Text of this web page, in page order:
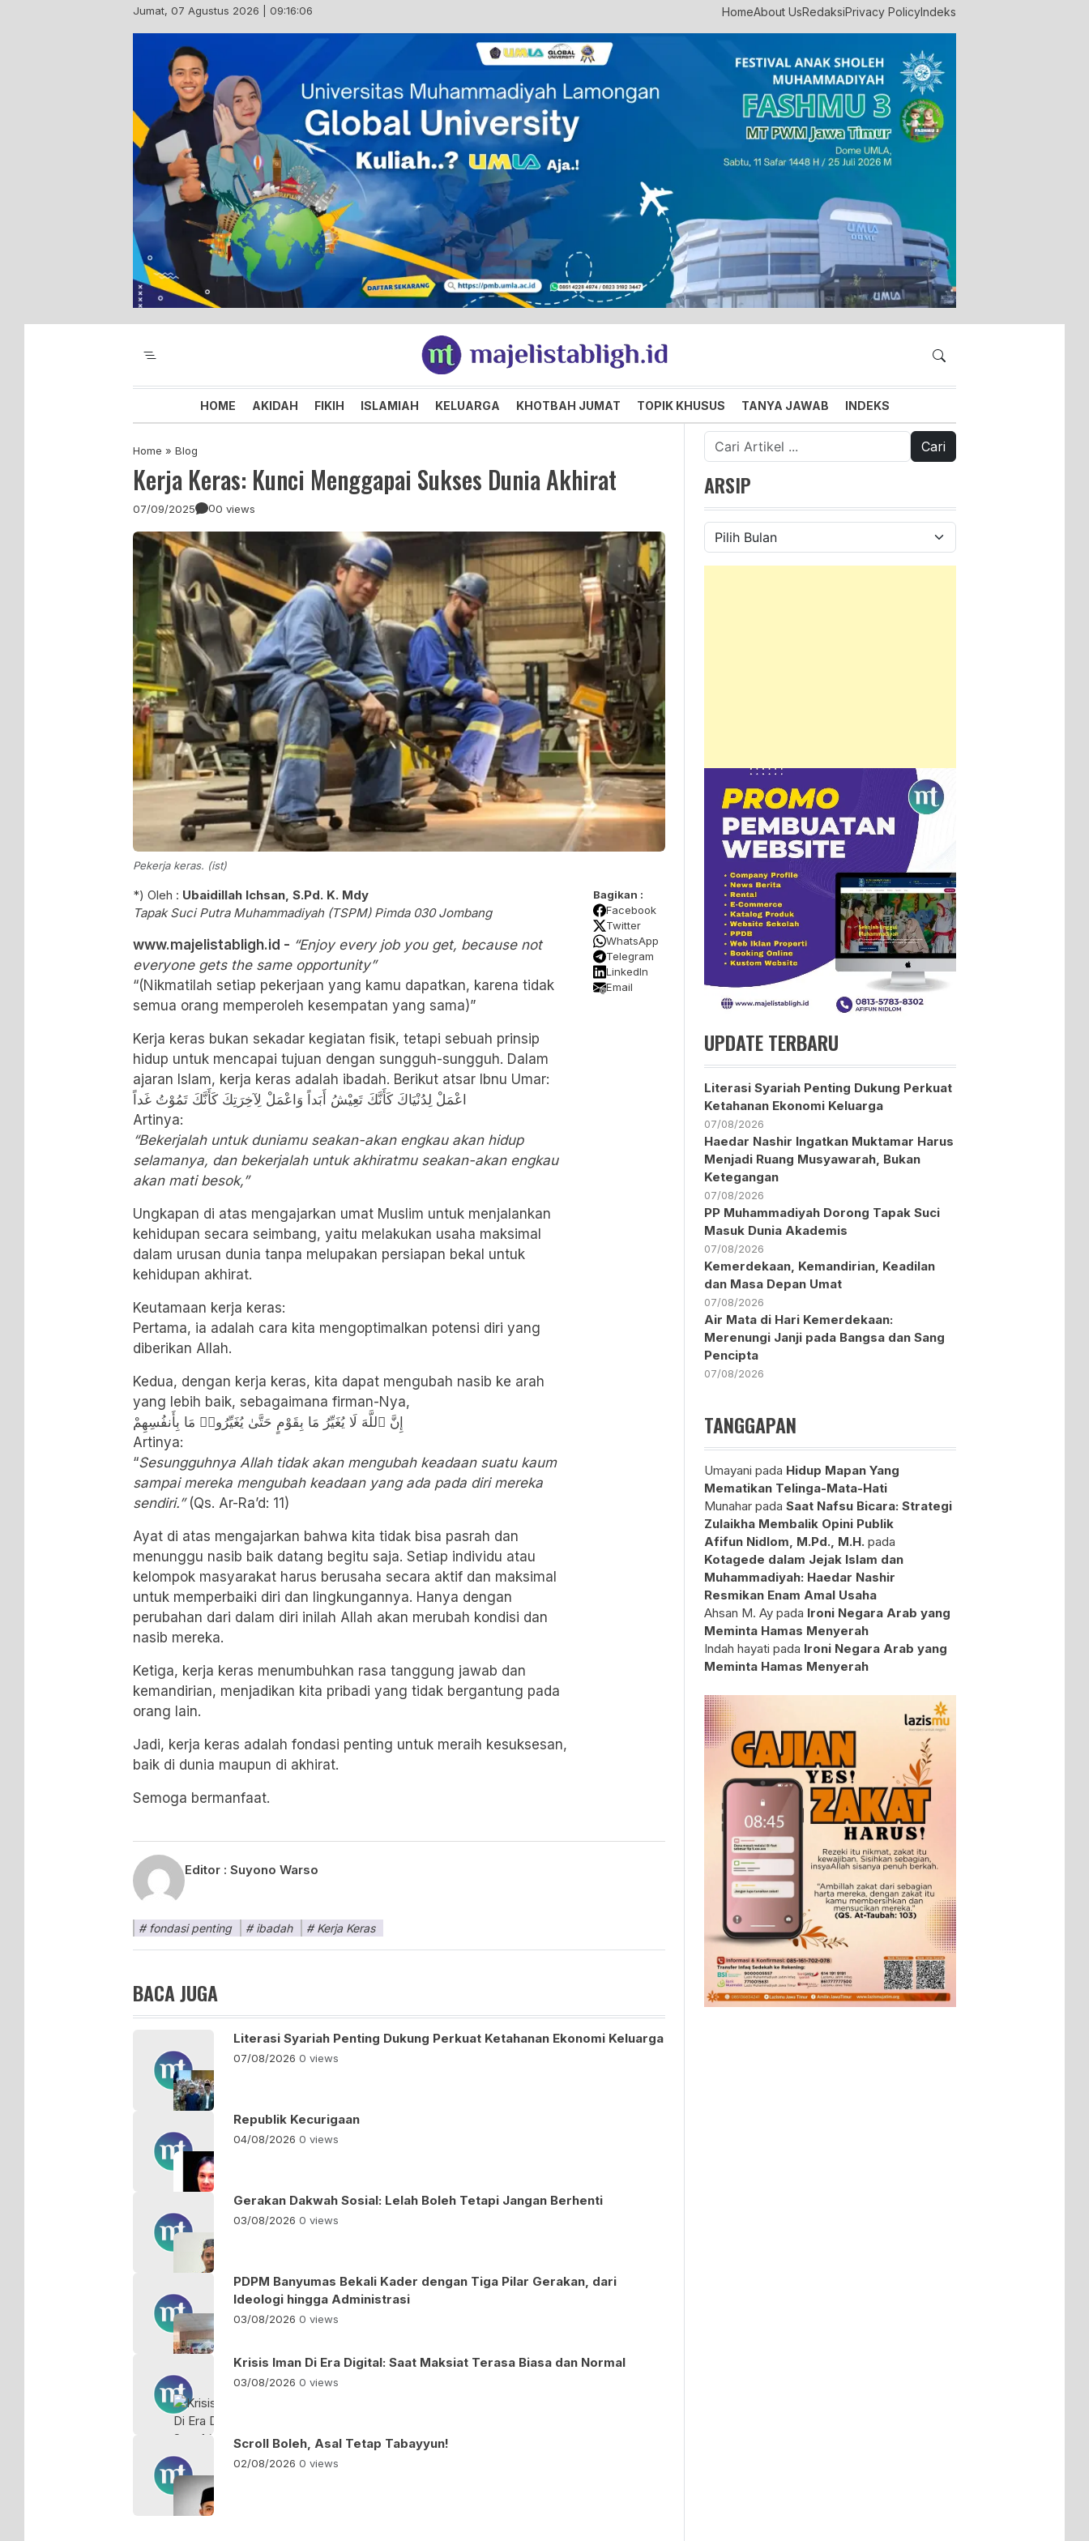
Jumat, 07 Agustus 2026 | 09:16:07 HomeAbout UsRedaksiPrivacy PolicyIndeks
Majelis Tabligh Muhammadiyah
Syiar Dakwah Islam Berkemajuan dan Menggembirakan
HOME AKIDAH FIKIH ISLAMIAH KELUARGA KHOTBAH JUMAT TOPIK KHUSUS TANYA JAWAB INDEKS
Home » Blog
Kerja Keras: Kunci Menggapai Sukses Dunia Akhirat
07/09/2025 00 views
Pekerja keras. (ist)
*) Oleh : Ubaidillah Ichsan, S.Pd. K. Mdy
Tapak Suci Putra Muhammadiyah (TSPM) Pimda 030 Jombang
www.majelistabligh.id - “Enjoy every job you get, because not
everyone gets the same opportunity”
“(Nikmatilah setiap pekerjaan yang kamu dapatkan, karena tidak
semua orang memperoleh kesempatan yang sama)”
​Kerja keras bukan sekadar kegiatan fisik, tetapi sebuah prinsip
hidup untuk mencapai tujuan dengan sungguh-sungguh. Dalam
ajaran Islam, kerja keras adalah ibadah. Berikut atsar Ibnu Umar:
اعْمَلْ لِدُنْيَاكَ كَأَنَّكَ تَعِيْشُ أَبَداً وَاعْمَلْ لِآخِرَتِكَ كَأَنَّكَ تَمُوْتُ غَداً
Artinya:
“Bekerjalah untuk duniamu seakan-akan engkau akan hidup
selamanya, dan bekerjalah untuk akhiratmu seakan-akan engkau
akan mati besok,”
Ungkapan di atas mengajarkan umat Muslim untuk menjalankan
kehidupan secara seimbang, yaitu melakukan usaha maksimal
dalam urusan dunia tanpa melupakan persiapan bekal untuk
kehidupan akhirat.
​Keutamaan kerja keras:
Pertama, ia adalah cara kita mengoptimalkan potensi diri yang
diberikan Allah.
Kedua, dengan kerja keras, kita dapat mengubah nasib ke arah
yang lebih baik, sebagaimana firman-Nya,
إِنَّ ٱللَّهَ لَا يُغَيِّرُ مَا بِقَوْمٍ حَتَّىٰ يُغَيِّرُوا۟ مَا بِأَنفُسِهِمْ
Artinya:
“Sesungguhnya Allah tidak akan mengubah keadaan suatu kaum
sampai mereka mengubah keadaan yang ada pada diri mereka
sendiri.”(Qs. Ar-Ra’d: 11)
Ayat di atas mengajarkan bahwa kita tidak bisa pasrah dan
menunggu nasib baik datang begitu saja. Setiap individu atau
kelompok masyarakat harus berusaha secara aktif dan maksimal
untuk memperbaiki diri dan lingkungannya. Hanya dengan
perubahan dari dalam diri inilah Allah akan merubah kondisi dan
nasib mereka.
Ketiga, kerja keras menumbuhkan rasa tanggung jawab dan
kemandirian, menjadikan kita pribadi yang tidak bergantung pada
orang lain.
Jadi, kerja keras adalah fondasi penting untuk meraih kesuksesan,
baik di dunia maupun di akhirat.
Semoga bermanfaat.
Bagikan :
Facebook
Twitter
WhatsApp
Telegram
LinkedIn
Email
Editor : Suyono Warso
fondasi penting ibadah Kerja Keras
BACA JUGA
Literasi Syariah Penting Dukung Perkuat Ketahanan Ekonomi Keluarga
07/08/2026 0 views
Republik Kecurigaan
04/08/2026 0 views
Gerakan Dakwah Sosial: Lelah Boleh Tetapi Jangan Berhenti
03/08/2026 0 views
PDPM Banyumas Bekali Kader dengan Tiga Pilar Gerakan, dari
Ideologi hingga Administrasi
03/08/2026 0 views
Krisis Iman Di Era Digital: Saat Maksiat Terasa Biasa dan Normal
03/08/2026 0 views
Scroll Boleh, Asal Tetap Tabayyun!
02/08/2026 0 views
Cari
untuk:
ARSIP
Arsip
UPDATE TERBARU
Literasi Syariah Penting Dukung Perkuat
Ketahanan Ekonomi Keluarga
07/08/2026
Haedar Nashir Ingatkan Muktamar Harus
Menjadi Ruang Musyawarah, Bukan
Ketegangan
07/08/2026
PP Muhammadiyah Dorong Tapak Suci
Masuk Dunia Akademis
07/08/2026
Kemerdekaan, Kemandirian, Keadilan
dan Masa Depan Umat
07/08/2026
Air Mata di Hari Kemerdekaan:
Merenungi Janji pada Bangsa dan Sang
Pencipta
07/08/2026
TANGGAPAN
Umayani pada Hidup Mapan Yang
Mematikan Telinga-Mata-Hati
Munahar padaSaat Nafsu Bicara: Strategi
Zulaikha Membalik Opini Publik
Afifun Nidlom, M.Pd., M.H. pada
Kotagede dalam Jejak Islam dan
Muhammadiyah: Haedar Nashir
Resmikan Enam Amal Usaha
Ahsan M. Ay pada Ironi Negara Arab yang
Meminta Hamas Menyerah
Indah hayati pada Ironi Negara Arab yang
Meminta Hamas Menyerah